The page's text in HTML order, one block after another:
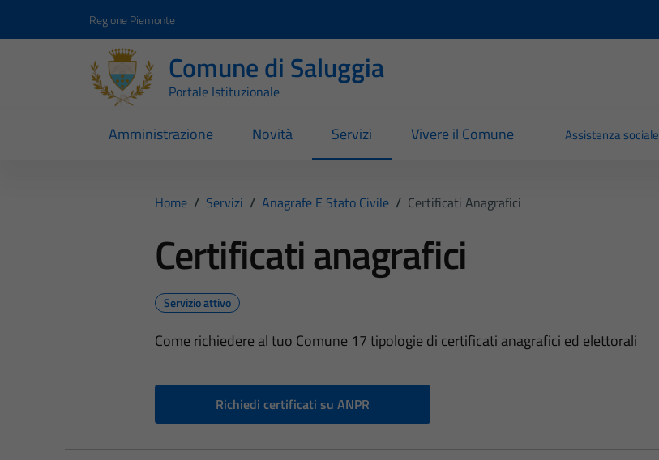
Regione Piemonte
Comune di Saluggia
Portale Istituzionale
Amministrazione Novità Servizi Vivere il Comune Assistenza sociale
Home / Servizi / Anagrafe E Stato Civile / Certificati Anagrafici
Certificati anagrafici
Servizio attivo
Come richiedere al tuo Comune 17 tipologie di certificati anagrafici ed elettorali
Richiedi certificati su ANPR